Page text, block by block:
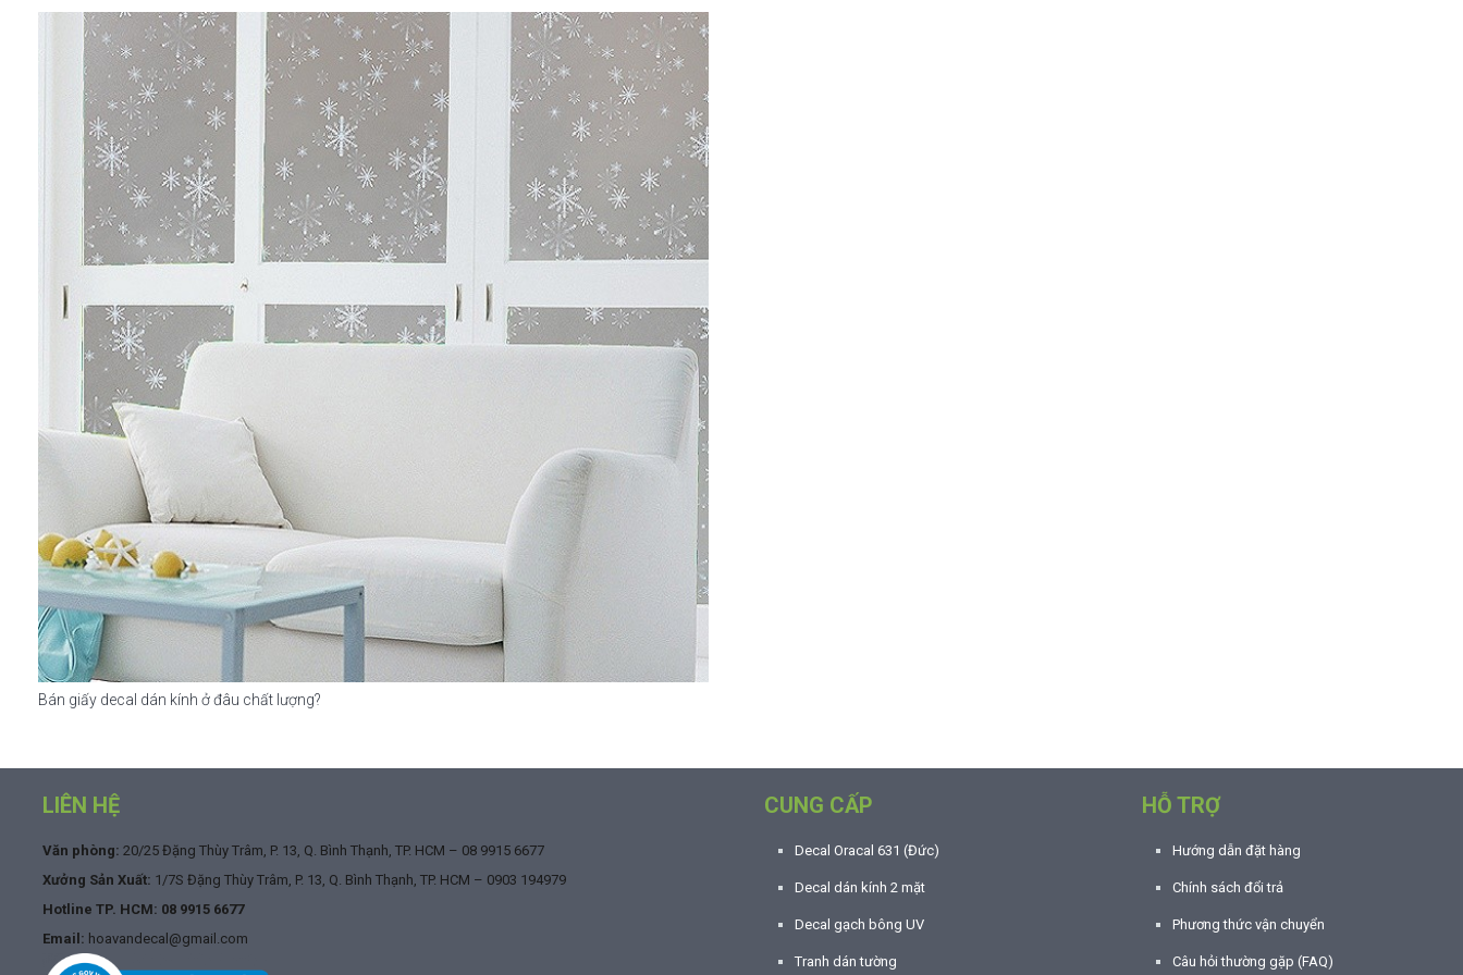
Bán giấy decal dán kính ở đâu chất lượng?
LIÊN HỆ
Văn phòng: 20/25 Đặng Thùy Trâm, P. 13, Q. Bình Thạnh, TP. HCM – 08 9915 6677
Xưởng Sản Xuất: 1/7S Đặng Thùy Trâm, P. 13, Q. Bình Thạnh, TP. HCM – 0903 194979
Hotline TP. HCM: 08 9915 6677
Email: hoavandecal@gmail.com
CUNG CẤP
Decal Oracal 631 (Đức)
Decal dán kính 2 mặt
Decal gạch bông UV
Tranh dán tường
HỖ TRỢ
Hướng dẫn đặt hàng
Chính sách đổi trả
Phương thức vận chuyển
Câu hỏi thường gặp (FAQ)